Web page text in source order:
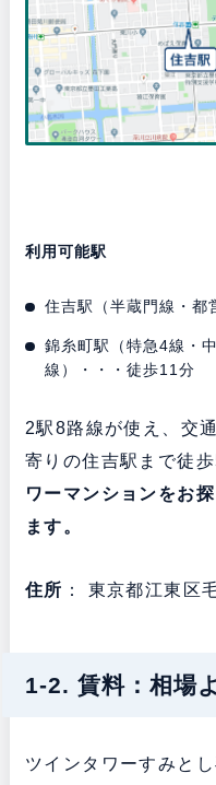
利用可能駅
住吉駅（半蔵門線・都
錦糸町駅（特急4線・
線）・・・徒歩11分
2駅8路線が使え、交
寄りの住吉駅まで徒
ワーマンションをお
ます。
住所 ： 東京都江東区
1-2. 賃料：相場
ツインタワーすみと